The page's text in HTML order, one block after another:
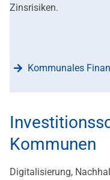
Zinsrisiken.
Kommunales
Kommunen
Digitalisierung,